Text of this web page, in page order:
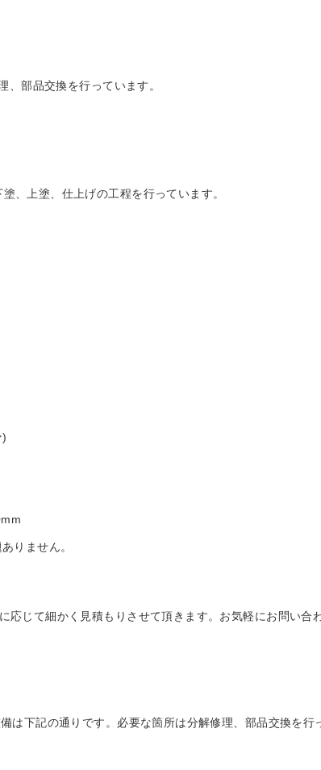
、部品交換を行っています。
、上塗、仕上げの工程を行っています。
)
りません。
応じて細かく見積もりさせて頂きます。お気軽にお問い合
は下記の通りです。必要な箇所は分解修理、部品交換を行